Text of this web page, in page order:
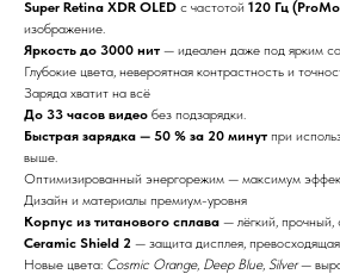
Super Retina XDR OLED с частотой 120 Гц
изображение.
Яркость до 3000 нит — идеален даже под ярким
Глубокие цвета, невероятная контрастность и
Заряда хватит на всё
До 33 часов видео без подзарядки.
Быстрая зарядка — 50 % за 20 минут при
выше.
Оптимизированный энергорежим — максимум
Дизайн и материалы премиум-уровня
Корпус из титанового сплава — лёгкий, прочный,
Ceramic Shield 2 — защита дисплея,
Новые цвета: Cosmic Orange, Deep Blue, Silver—